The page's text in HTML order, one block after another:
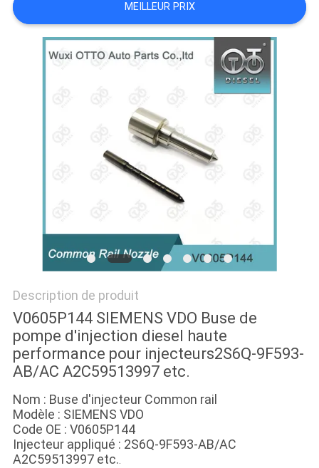
LES
AFFAIRES
MEILLEUR PRIX
Description de produit
V0605P144 SIEMENS VDO Buse de
pompe d'injection diesel haute
performance pour injecteurs2S6Q-9F593-
AB/AC A2C59513997 etc.
Nom : Buse d'injecteur Common rail
Modèle : SIEMENS VDO
Code OE : V0605P144
Injecteur appliqué : 2S6Q-9F593-AB/AC
A2C59513997 etc..